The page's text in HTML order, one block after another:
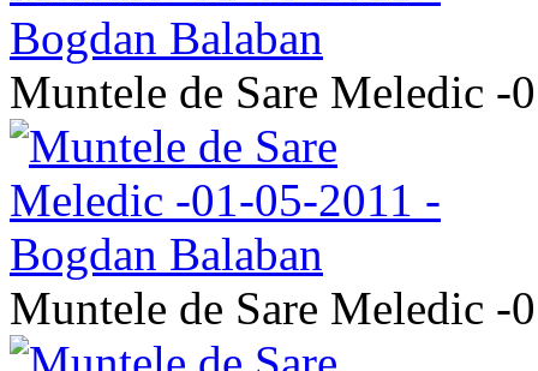
Muntele de Sare Meledic -
Muntele de Sare Meledic -